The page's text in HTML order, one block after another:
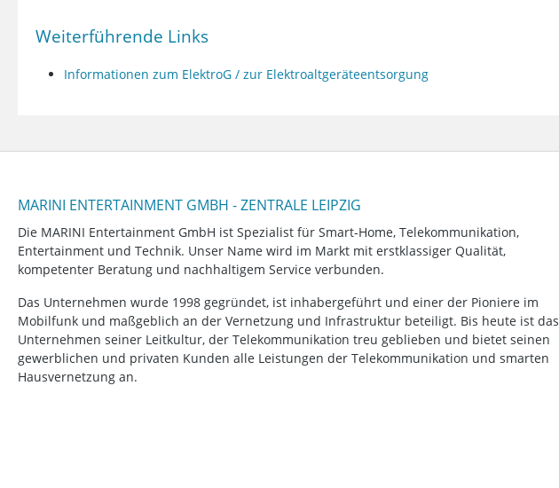
Weiterführende Links
Informationen zum ElektroG / zur Elektroaltgeräteentsorgung
MARINI ENTERTAINMENT GMBH - ZENTRALE LEIPZIG
Die MARINI Entertainment GmbH ist Spezialist für Smart-Home, Telekommunikation,
Entertainment und Technik. Unser Name wird im Markt mit erstklassiger Qualität,
kompetenter Beratung und nachhaltigem Service verbunden.
Das Unternehmen wurde 1998 gegründet, ist inhabergeführt und einer der Pioniere im
Mobilfunk und maßgeblich an der Vernetzung und Infrastruktur beteiligt. Bis heute ist das
Unternehmen seiner Leitkultur, der Telekommunikation treu geblieben und bietet seinen
gewerblichen und privaten Kunden alle Leistungen der Telekommunikation und smarten
Hausvernetzung an.